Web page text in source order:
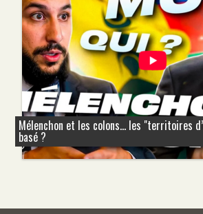
Mélenchon et les colons... les "territoires
basé ?